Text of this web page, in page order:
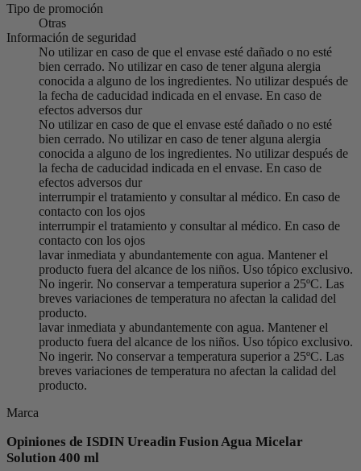
Tipo de promoción
Otras
Información de seguridad
No utilizar en caso de que el envase esté dañado o no esté
bien cerrado. No utilizar en caso de tener alguna alergia
conocida a alguno de los ingredientes. No utilizar después de
la fecha de caducidad indicada en el envase. En caso de
efectos adversos dur
No utilizar en caso de que el envase esté dañado o no esté
bien cerrado. No utilizar en caso de tener alguna alergia
conocida a alguno de los ingredientes. No utilizar después de
la fecha de caducidad indicada en el envase. En caso de
efectos adversos dur
interrumpir el tratamiento y consultar al médico. En caso de
contacto con los ojos
interrumpir el tratamiento y consultar al médico. En caso de
contacto con los ojos
lavar inmediata y abundantemente con agua. Mantener el
producto fuera del alcance de los niños. Uso tópico exclusivo.
No ingerir. No conservar a temperatura superior a 25ºC. Las
breves variaciones de temperatura no afectan la calidad del
producto.
lavar inmediata y abundantemente con agua. Mantener el
producto fuera del alcance de los niños. Uso tópico exclusivo.
No ingerir. No conservar a temperatura superior a 25ºC. Las
breves variaciones de temperatura no afectan la calidad del
producto.
Marca
Opiniones de ISDIN Ureadin Fusion Agua Micelar
Solution 400 ml